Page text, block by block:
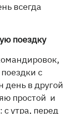
всегда
поездку
с
в другой
простой и
с утра, перед